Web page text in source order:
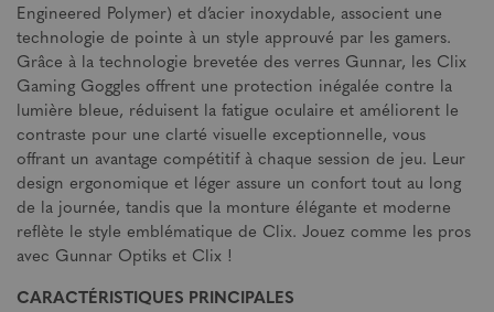
Engineered Polymer) et d’acier inoxydable, associent une
technologie de pointe à un style approuvé par les gamers.
Grâce à la technologie brevetée des verres Gunnar, les Clix
Gaming Goggles offrent une protection inégalée contre la
lumière bleue, réduisent la fatigue oculaire et améliorent le
contraste pour une clarté visuelle exceptionnelle, vous
offrant un avantage compétitif à chaque session de jeu. Leur
design ergonomique et léger assure un confort tout au long
de la journée, tandis que la monture élégante et moderne
reflète le style emblématique de Clix. Jouez comme les pros
avec Gunnar Optiks et Clix !
CARACTÉRISTIQUES PRINCIPALES